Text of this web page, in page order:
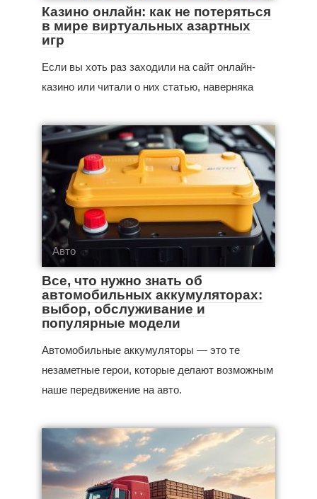
Казино онлайн: как не потеряться
в мире виртуальных азартных
игр
Если вы хоть раз заходили на сайт онлайн-
казино или читали о них статью, наверняка
Авто
Все, что нужно знать об
автомобильных аккумуляторах:
выбор, обслуживание и
популярные модели
Автомобильные аккумуляторы — это те
незаметные герои, которые делают возможным
наше передвижение на авто.